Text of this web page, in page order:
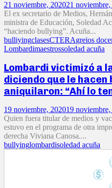
21 noviembre, 202021
El ex secretario de Medios,
ministra de Educación, Soledad
“haciendo bullying”. Acuña...
bulliyingclasesCTERAgreios
Lombardimaestrossoledad acuña
Lombardi victimizó a
diciendo que le hacen
aniquilaron: “Ahí lo
19 noviembre, 202019
Quien fuera titular de medios y
estuvo en el programa de otra
derecha Viviana Canosa....
bullyinglombardisoledad acuña